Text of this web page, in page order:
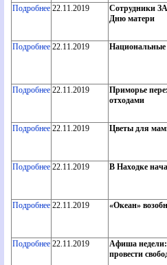
Подробнее 22.11.2019
Сотрудники
Дню матери
Подробнее 22.11.2019 Национальные
Подробнее 22.11.2019
Приморье
отходами
Подробнее 22.11.2019 Цветы для
Подробнее 22.11.2019 В Находке
Подробнее 22.11.2019 «Океан»
Подробнее 22.11.2019
Афиша недели:
провести